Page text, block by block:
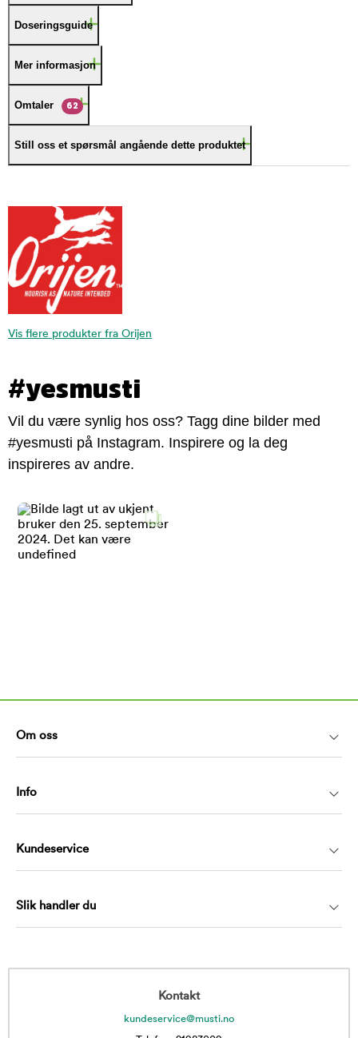
Doseringsguide
Mer informasjon
Omtaler 62
Still oss et spørsmål angående dette produktet
Vis flere produkter fra Orijen
#yesmusti
Vil du være synlig hos oss? Tagg dine bilder med
#yesmusti på Instagram. Inspirere og la deg
inspireres av andre.
Om oss
Info
Kundeservice
Slik handler du
Kontakt
kundeservice@musti.no